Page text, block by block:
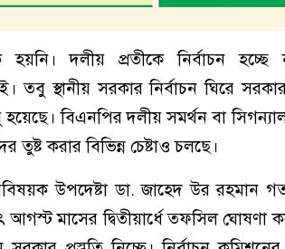
হয়নি। দলীয় প্রতীকে নির্বাচন
স্থানীয় সরকার নির্বাচন ঘিরে
হয়েছে। বিএনপির দলীয় সমর্থন বা
তুষ্ট করার বিভিন্ন চেষ্টাও চলছে।
উপদেষ্টা ডা. জাহেদ উর রহমান
আগস্ট মাসের দ্বিতীয়ার্ধে তফসিল ঘোষণা